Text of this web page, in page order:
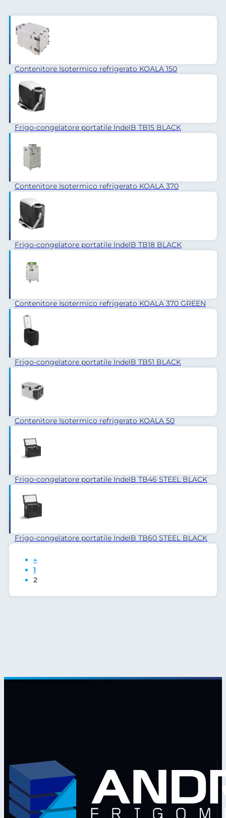
Contenitore Isotermico refrigerato KOALA 150
Frigo-congelatore portatile IndelB TB15 BLACK
Contenitore Isotermico refrigerato KOALA 370
Frigo-congelatore portatile IndelB TB18 BLACK
Contenitore Isotermico refrigerato KOALA 370 GREEN
Frigo-congelatore portatile IndelB TB51 BLACK
Contenitore Isotermico refrigerato KOALA 50
Frigo-congelatore portatile IndelB TB46 STEEL BLACK
Frigo-congelatore portatile IndelB TB60 STEEL BLACK
←
1
2